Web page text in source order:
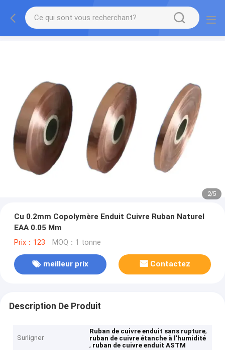
2/5
Cu 0.2mm Copolymère Enduit Cuivre Ruban Naturel
EAA 0.05 Mm
Prix：123 MOQ：1 tonne
meilleur prix Contactez
Description De Produit
Surligner
Ruban de cuivre enduit sans rupture,
ruban de cuivre étanche à l'humidité
, ruban de cuivre enduit ASTM